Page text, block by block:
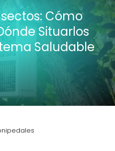
Cómo
Situarlos
Saludable